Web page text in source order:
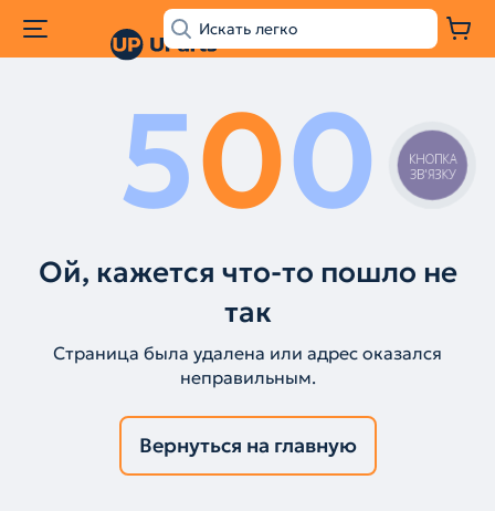
500
Ой, кажется что-то пошло не
так
Страница была удалена или адрес оказался
неправильным.
Вернуться на главную
КНОПКА
ЗВ'ЯЗКУ